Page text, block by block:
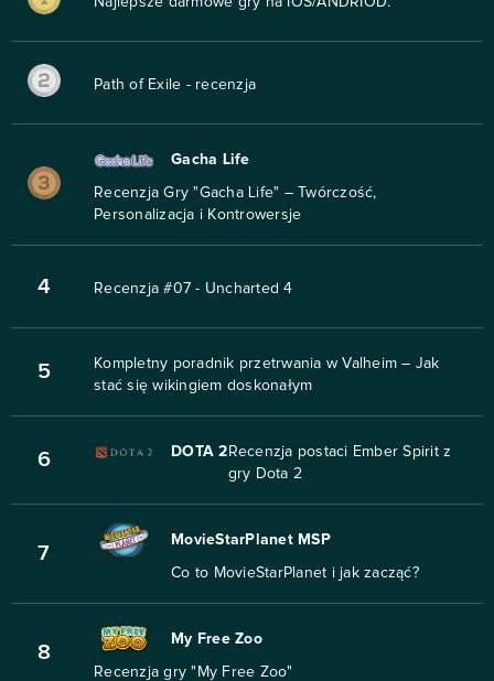
Path of Exile - recenzja
Gacha Life
Recenzja Gry "Gacha Life" – Twórczość,
Personalizacja i Kontrowersje
4 Recenzja #07 - Uncharted 4
5
Kompletny poradnik przetrwania w Valheim – Jak
stać się wikingiem doskonałym
6 DOTA 2 Recenzja postaci Ember Spirit z
gry Dota 2
7
MovieStarPlanet MSP
Co to MovieStarPlanet i jak zacząć?
8
My Free Zoo
Recenzja gry "My Free Zoo"